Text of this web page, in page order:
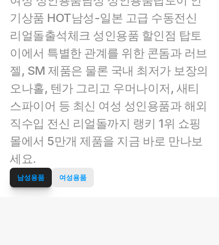
기상품 HOT남성-일본 고급 수동전신
리얼돌출석체크 성인용품 할인점 탑토
이에서 특별한 관계를 위한 콘돔과 러브
젤, SM 제품은 물론 국내 최저가 보장의
오나홀, 텐가 그리고 우머나이저, 새티
스파이어 등 최신 여성 성인용품과 해외
직수입 전신 리얼돌까지 랭키 1위 쇼핑
몰에서 5만개 제품을 지금 바로 만나보
세요.
남성용품 여성용품